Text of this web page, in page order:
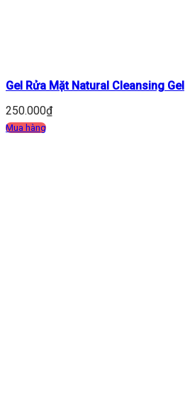
Gel Rửa Mặt Natural Cleansing Gel
250.000₫
Mua hàng